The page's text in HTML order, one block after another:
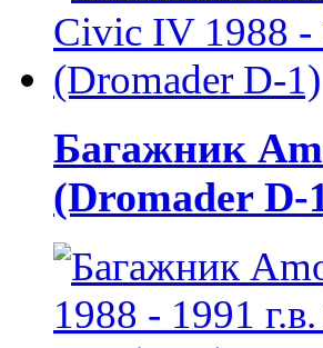
Багажник
(Dromader D-